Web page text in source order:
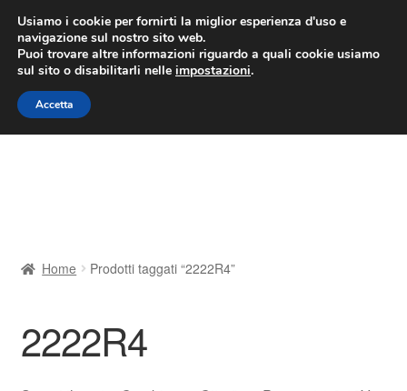
CONSEGNA da 7 EUR
Lun-Ven 9:00 - 16:00/800 580 290
Vai
alla
navigazione
Vai
al
contenuto
Contatto
Home Prodotti taggati “2222R4”
2222R4
Usiamo i cookie per fornirti la miglior esperienza d'uso e
navigazione sul nostro sito web.
Puoi trovare altre informazioni riguardo a quali cookie usiamo
sul sito o disabilitarli nelle impostazioni.
Accetta